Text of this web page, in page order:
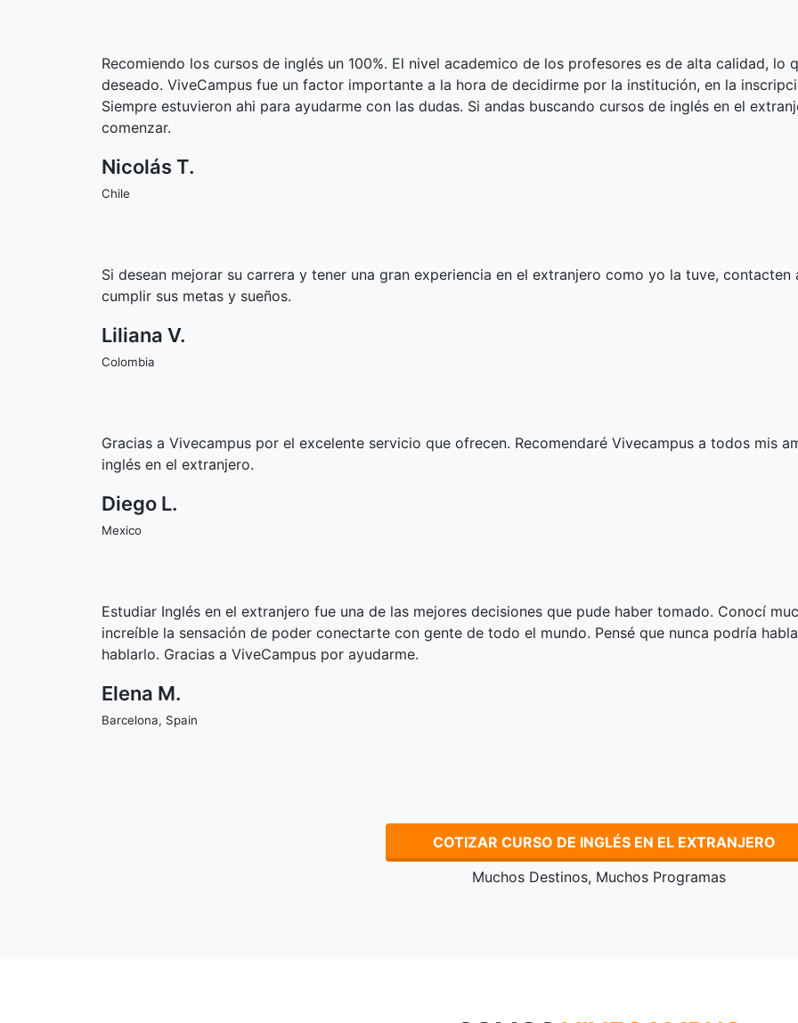
Recomiendo los cursos de inglés un 100%. El nivel academico de los profesores es de alta calidad, lo
deseado. ViveCampus fue un factor importante a la hora de decidirme por la institución, en la
Siempre estuvieron ahi para ayudarme con las dudas. Si andas buscando cursos de inglés en el
comenzar.
Nicolás T.
Chile
Si desean mejorar su carrera y tener una gran experiencia en el extranjero como yo la tuve,
cumplir sus metas y sueños.
Liliana V.
Colombia
Gracias a Vivecampus por el excelente servicio que ofrecen. Recomendaré Vivecampus a todos mis
inglés en el extranjero.
Diego L.
Mexico
Estudiar Inglés en el extranjero fue una de las mejores decisiones que pude haber tomado. Conocí
increíble la sensación de poder conectarte con gente de todo el mundo. Pensé que nunca podría
hablarlo. Gracias a ViveCampus por ayudarme.
Elena M.
Barcelona, Spain
COTIZAR CURSO DE INGLÉS EN EL EXTRANJERO
Muchos Destinos, Muchos Programas